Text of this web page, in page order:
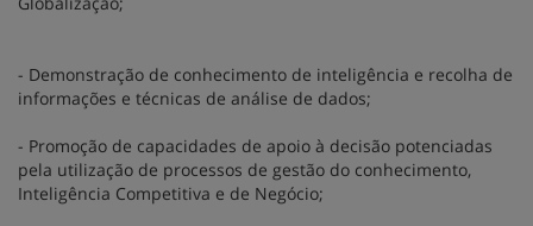
- Demonstração de conhecimento de inteligência e recolha de
informações e técnicas de análise de dados;
- Promoção de capacidades de apoio à decisão potenciadas
pela utilização de processos de gestão do conhecimento,
Inteligência Competitiva e de Negócio;